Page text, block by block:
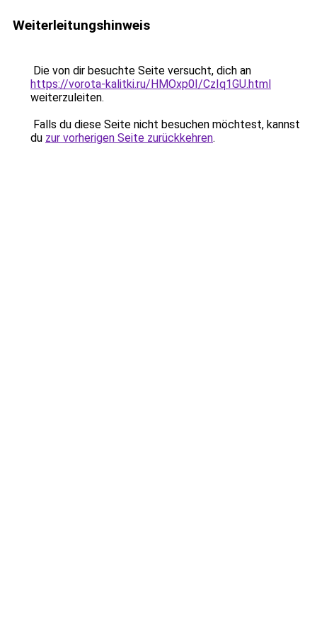
Weiterleitungshinweis
Die von dir besuchte Seite versucht, dich an
https://vorota-kalitki.ru/HMOxp0I/CzIq1GU.html
weiterzuleiten.
Falls du diese Seite nicht besuchen möchtest, kannst
du zur vorherigen Seite zurückkehren.